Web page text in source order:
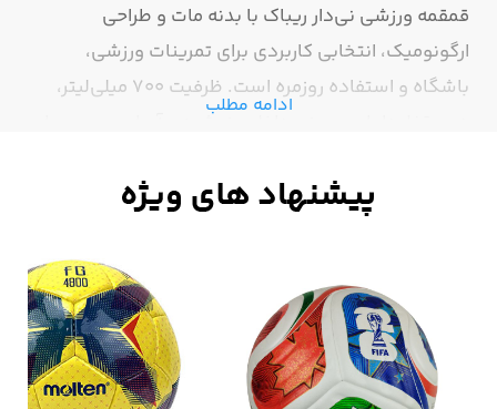
قمقمه ورزشی نی‌دار ریباک با بدنه مات و طراحی
ارگونومیک، انتخابی کاربردی برای تمرینات ورزشی،
باشگاه و استفاده روزمره است. ظرفیت ۷۰۰ میلی‌لیتر،
درب قفل‌دار ایمن و نی داخلی، نوشیدن آسان و سریع را
قمقمه، دوام بالا و حمل راحت را تضمین می‌نماید.
ادامه مطلب